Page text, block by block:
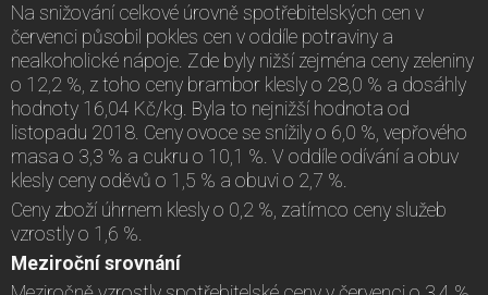
Na snižování celkové úrovně spotřebitelských cen v
červenci působil pokles cen v oddíle potraviny a
nealkoholické nápoje. Zde byly nižší zejména ceny zeleniny
o 12,2 %, z toho ceny brambor klesly o 28,0 % a dosáhly
hodnoty 16,04 Kč/kg. Byla to nejnižší hodnota od
listopadu 2018. Ceny ovoce se snížily o 6,0 %, vepřového
masa o 3,3 % a cukru o 10,1 %. V oddíle odívání a obuv
klesly ceny oděvů o 1,5 % a obuvi o 2,7 %.
Ceny zboží úhrnem klesly o 0,2 %, zatímco ceny služeb
vzrostly o 1,6 %.
Meziroční srovnání